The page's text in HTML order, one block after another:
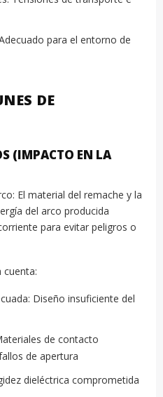
para el entorno de
DE
(IMPACTO EN LA
El material del remache y la
del arco producida
para evitar peligros o
cuenta:
Diseño insuficiente del
de contacto
de apertura
dieléctrica comprometida